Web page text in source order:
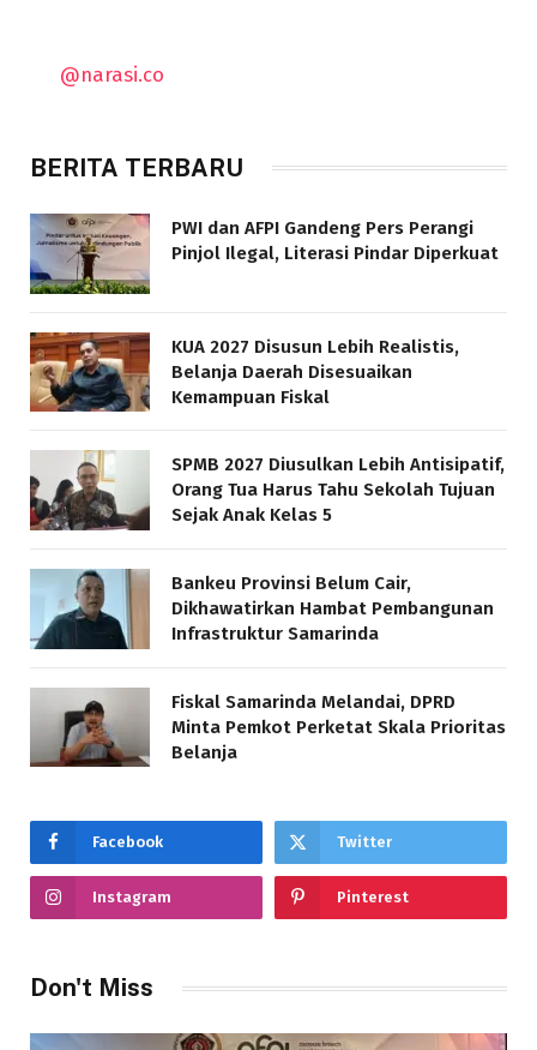
@narasi.co
BERITA TERBARU
PWI dan AFPI Gandeng Pers Perangi
Pinjol Ilegal, Literasi Pindar Diperkuat
KUA 2027 Disusun Lebih Realistis,
Belanja Daerah Disesuaikan
Kemampuan Fiskal
SPMB 2027 Diusulkan Lebih Antisipatif,
Orang Tua Harus Tahu Sekolah Tujuan
Sejak Anak Kelas 5
Bankeu Provinsi Belum Cair,
Dikhawatirkan Hambat Pembangunan
Infrastruktur Samarinda
Fiskal Samarinda Melandai, DPRD
Minta Pemkot Perketat Skala Prioritas
Belanja
Facebook Twitter
Instagram Pinterest
Don't Miss